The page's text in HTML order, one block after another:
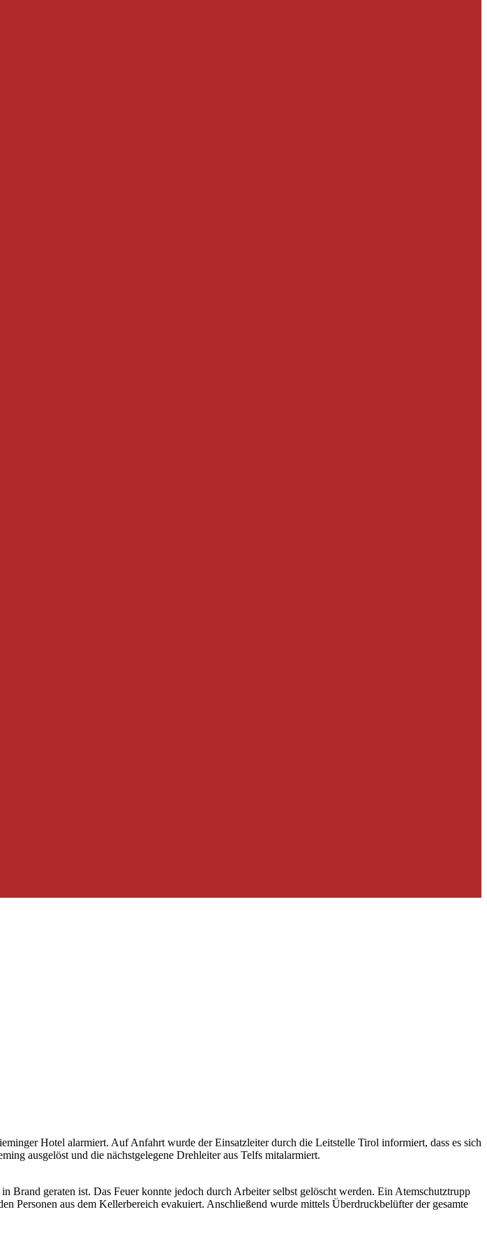
Hotel alarmiert. Auf Anfahrt wurde der Einsatzleiter durch die Leitstelle Tirol informiert, dass es sich
ausgelöst und die nächstgelegene Drehleiter aus Telfs mitalarmiert.
in Brand geraten ist. Das Feuer konnte jedoch durch Arbeiter selbst gelöscht werden. Ein Atemschutztrupp
Personen aus dem Kellerbereich evakuiert. Anschließend wurde mittels Überdruckbelüfter der gesamte